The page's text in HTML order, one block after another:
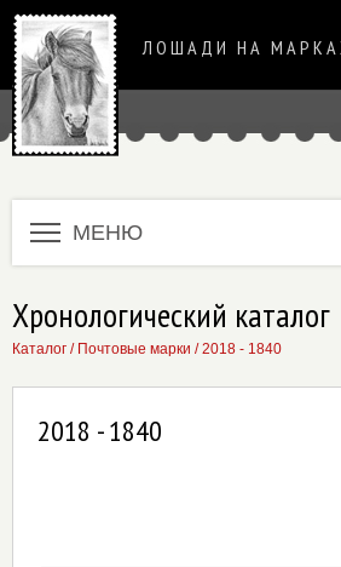
ЛОШАДИ НА
МЕНЮ
Хронологический каталог
Каталог / Почтовые марки /2018 - 1840
2018 - 1840